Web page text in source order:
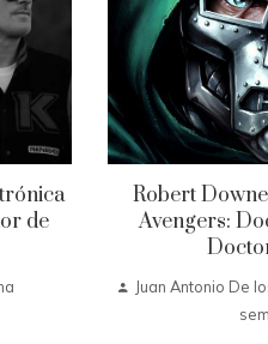
de
Robert
Avengers:
Juan Antonio De